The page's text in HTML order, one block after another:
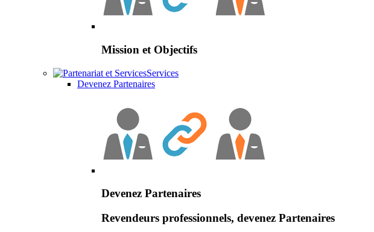
Mission et Objectifs
Services
Devenez Partenaires
Devenez Partenaires
Revendeurs professionnels, devenez Partenaires